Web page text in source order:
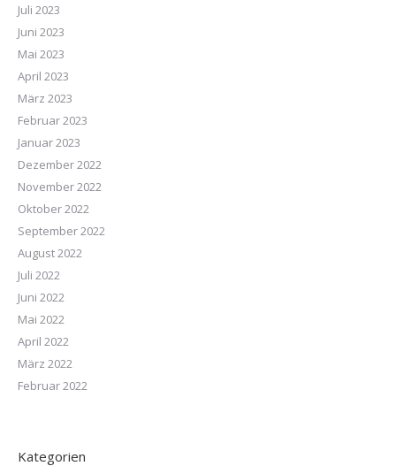
Juli 2023
Juni 2023
Mai 2023
April 2023
März 2023
Februar 2023
Januar 2023
Dezember 2022
November 2022
Oktober 2022
September 2022
August 2022
Juli 2022
Juni 2022
Mai 2022
April 2022
März 2022
Februar 2022
Kategorien